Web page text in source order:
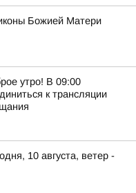
Божией Матери
утро! В 09:00
к трансляции
10 августа, ветер -